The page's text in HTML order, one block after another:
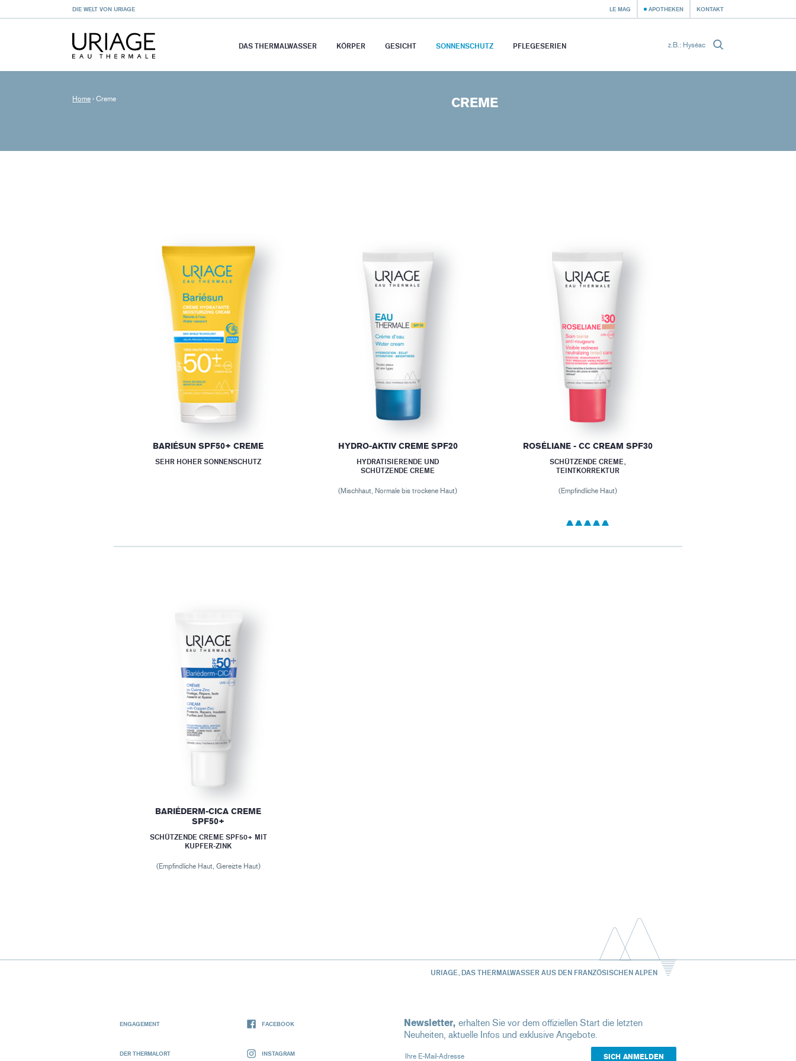
DIE WELT VON URIAGE LE MAG APOTHEKEN KONTAKT
DAS THERMALWASSER KÖRPER GESICHT SONNENSCHUTZ PFLEGESERIEN
Home › Creme CREME
BARIÉSUN SPF50+ CREME
SEHR HOHER SONNENSCHUTZ
HYDRO-AKTIV CREME SPF20
HYDRATISIERENDE UND
SCHÜTZENDE CREME
(Mischhaut, Normale bis trockene Haut)
ROSÉLIANE - CC CREAM SPF30
SCHÜTZENDE CREME,
TEINTKORREKTUR
(Empfindliche Haut)
BARIÉDERM-CICA CREME
SPF50+
SCHÜTZENDE CREME SPF50+ MIT
KUPFER-ZINK
(Empfindliche Haut, Gereizte Haut)
URIAGE, DAS THERMALWASSER AUS DEN FRANZÖSISCHEN ALPEN
ENGAGEMENT
DER THERMALORT
FACEBOOK
INSTAGRAM
Newsletter, erhalten Sie vor dem offiziellen Start die letzten
Neuheiten, aktuelle Infos und exklusive Angebote.
Ihre E-Mail-Adresse